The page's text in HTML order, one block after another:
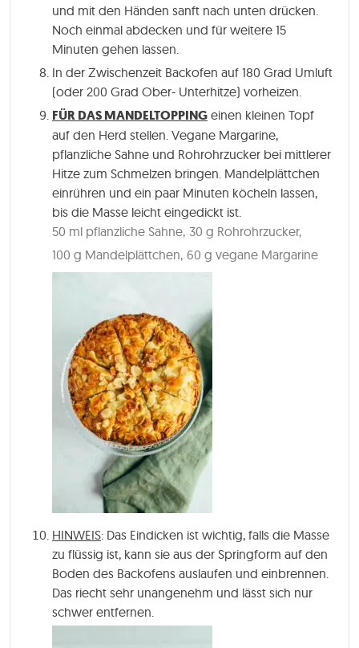
und mit den Händen sanft nach unten drücken.
Noch einmal abdecken und für weitere 15
Minuten gehen lassen.
In der Zwischenzeit Backofen auf 180 Grad Umluft
(oder 200 Grad Ober- Unterhitze) vorheizen.
FÜR DAS MANDELTOPPING einen kleinen Topf
auf den Herd stellen. Vegane Margarine,
pflanzliche Sahne und Rohrohrzucker bei mittlerer
Hitze zum Schmelzen bringen. Mandelplättchen
einrühren und ein paar Minuten köcheln lassen,
bis die Masse leicht eingedickt ist.
50 ml pflanzliche Sahne, 30 g Rohrohrzucker,
100 g Mandelplättchen, 60 g vegane Margarine
HINWEIS: Das Eindicken ist wichtig, falls die Masse
zu flüssig ist, kann sie aus der Springform auf den
Boden des Backofens auslaufen und einbrennen.
Das riecht sehr unangenehm und lässt sich nur
schwer entfernen.